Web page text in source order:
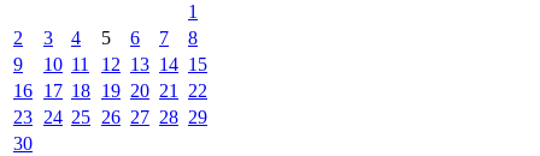
1
2
3 4 5 6 7
8
9
10 11 12 13 14 15
16 17 18 19 20 21 22
23 24 25 26 27 28 29
30